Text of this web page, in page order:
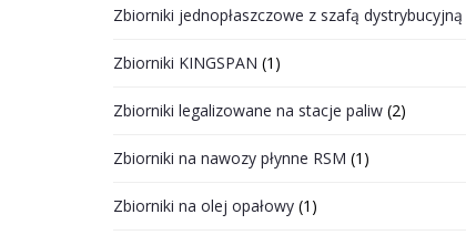
Zbiorniki jednopłaszczowe z szafą dystrybucyjną
Zbiorniki KINGSPAN (1)
Zbiorniki legalizowane na stacje paliw (2)
Zbiorniki na nawozy płynne RSM (1)
Zbiorniki na olej opałowy (1)